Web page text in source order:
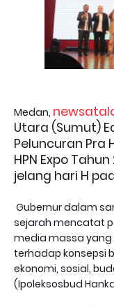
Medan,
Utara (Sumut)
Peluncuran Pra
HPN Expo
jelang hari H
Gubernur dalam
sejarah mencatat
media massa yang
terhadap konsepsi
ekonomi, sosial,
(Ipoleksosbud